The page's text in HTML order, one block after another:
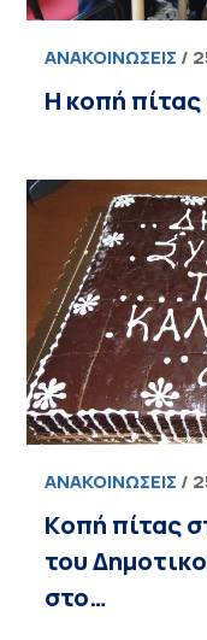
ΑΝΑΚΟΙΝΏΣΕΙΣ /
Η κοπή
ΑΝΑΚΟΙΝΏΣΕΙΣ /
Kοπή πίτας
του
στο…